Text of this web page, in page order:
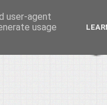
user-agent
usage